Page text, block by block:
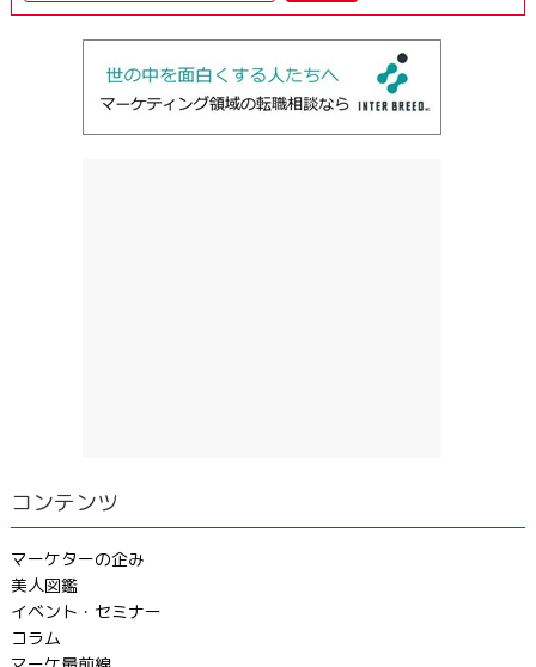
コンテンツ
マーケターの企み
美人図鑑
イベント・セミナー
コラム